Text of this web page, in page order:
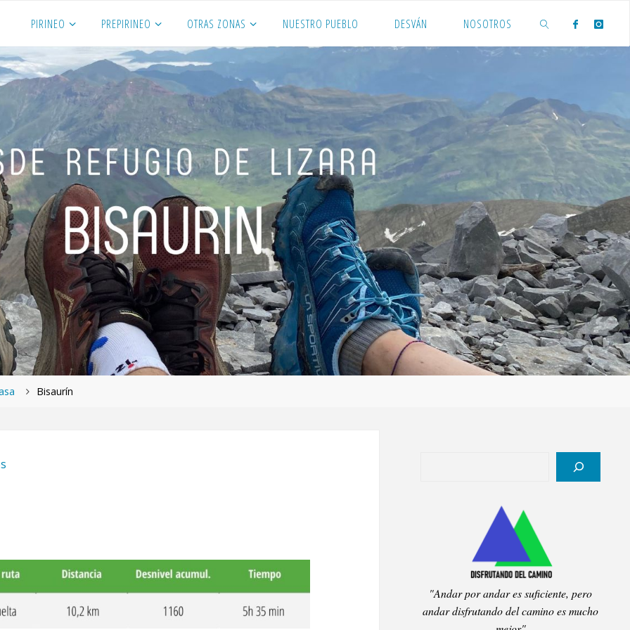
PIRINEO PREPIRINEO OTRAS ZONAS NUESTRO PUEBLO DESVÁN NOSOTROS
Bisaurín
"Andar por andar es suficiente, pero
andar disfrutando del camino es mucho